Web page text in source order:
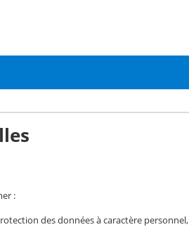
:
des données à caractère personnel,